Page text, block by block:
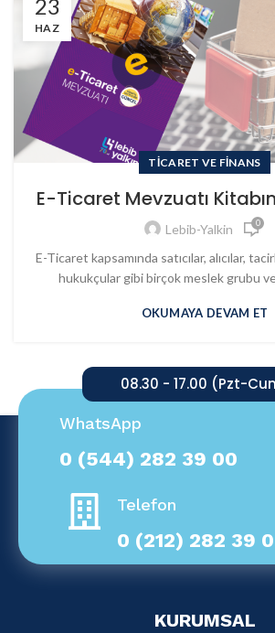
23
HAZ
TICARET VE FINANS
E-Ticaret Mevzuatı
Lebib-Yalkin 0
E-Ticaret kapsamında satıcılar, alıcılar,
hukukçular gibi birçok meslek grubu
OKUMAYA DEVAM ET
08.30 - 17.00 (Pzt-
WhatsApp
0 (544) 282 39 00
Telefon
0 (212) 282 39
KURUMSAL